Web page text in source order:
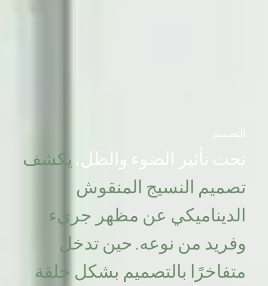
تحت تأثير الضوء والظل،يكشف
تصميم النسيج المنقوش
الديناميكي عن مظهر جريء
وفريد من نوعه.حين تدخل
متفاخرًا بالتصميم بشكل حلقة